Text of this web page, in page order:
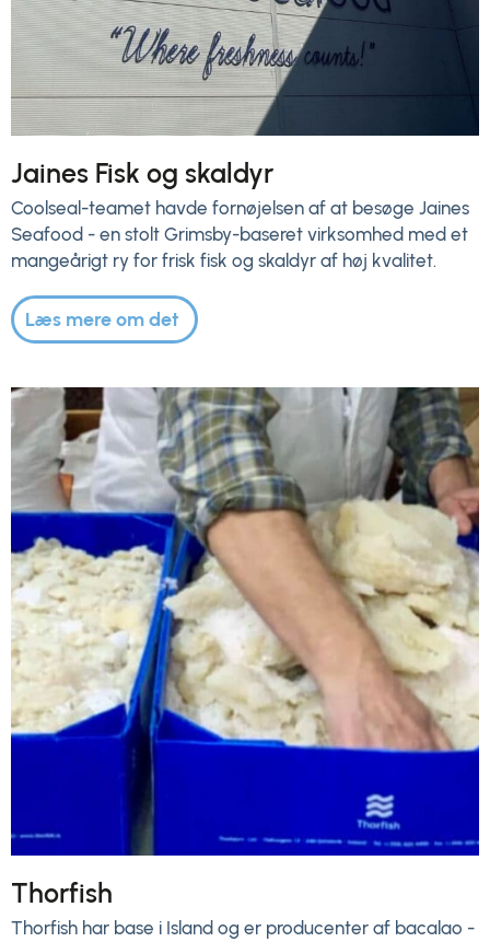
Jaines Fisk og skaldyr
Coolseal-teamet havde fornøjelsen af at besøge Jaines
Seafood - en stolt Grimsby-baseret virksomhed med et
mangeårigt ry for frisk fisk og skaldyr af høj kvalitet.
Læs mere om det
Thorfish
Thorfish har base i Island og er producenter af bacalao -